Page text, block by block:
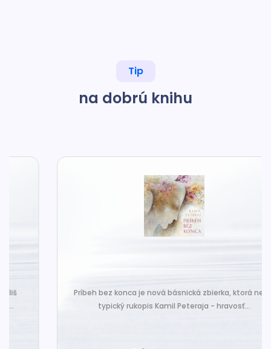
Tip
na dobrú knihu
Príbeh bez konca je nová básnická zbierka, ktorá nesie
typický rukopis Kamil Peteraja - hravosť...